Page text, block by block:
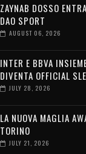
ZAYNAB DOSSO
DAO SPORT
AUGUST 06, 2026
INTER E BBVA
DIVENTA OFFICIAL
JULY 28, 2026
LA NUOVA MAGLIA
TORINO
JULY 21, 2026